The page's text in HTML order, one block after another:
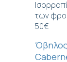
των
50€